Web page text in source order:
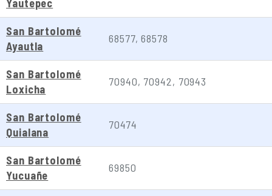
Yautepec
San Bartolomé
Ayautla
68577, 68578
San Bartolomé
Loxicha
70940, 70942, 70943
San Bartolomé
Quialana
70474
San Bartolomé
Yucuañe
69850